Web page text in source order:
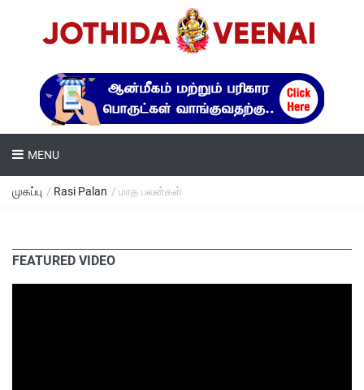
MENU
முகப்பு / Rasi Palan / மாத பலன்கள்
FEATURED VIDEO